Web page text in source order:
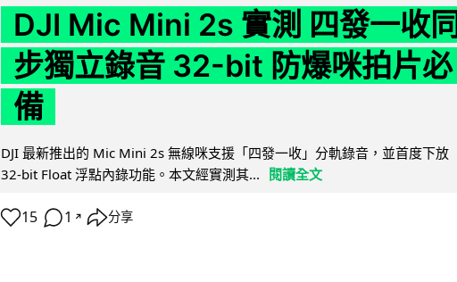
DJI Mic Mini 2s 實測 四發一收同
步獨立錄音 32-bit 防爆咪拍片必
備
DJI 最新推出的 Mic Mini 2s 無線咪支援「四發一收」分軌錄音，並首度下放
32-bit Float 浮點內錄功能。本文經實測其...
閱讀全文
15 1 ↗ 分享